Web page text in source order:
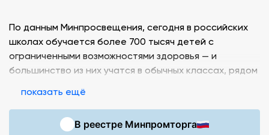
По данным Минпросвещения, сегодня в российских
школах обучается более 700 тысяч детей с
ограниченными возможностями здоровья — и
большинство из них учатся в обычных классах, рядом
инклюзия: не отдельные школы-интернаты, а
совместное обучение с адаптированной средой.
показать ещё
В реестре Минпромторга